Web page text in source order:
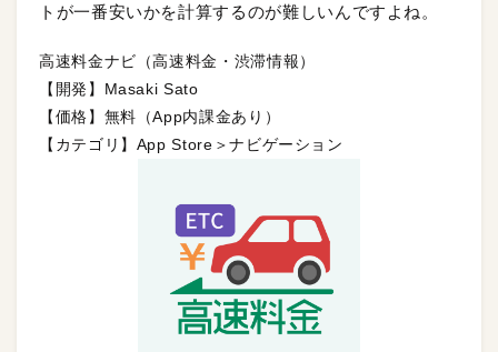
トが一番安いかを計算するのが難しいんですよね。
高速料金ナビ（高速料金・渋滞情報）
【開発】Masaki Sato
【価格】無料（App内課金あり）
【カテゴリ】App Store＞ナビゲーション